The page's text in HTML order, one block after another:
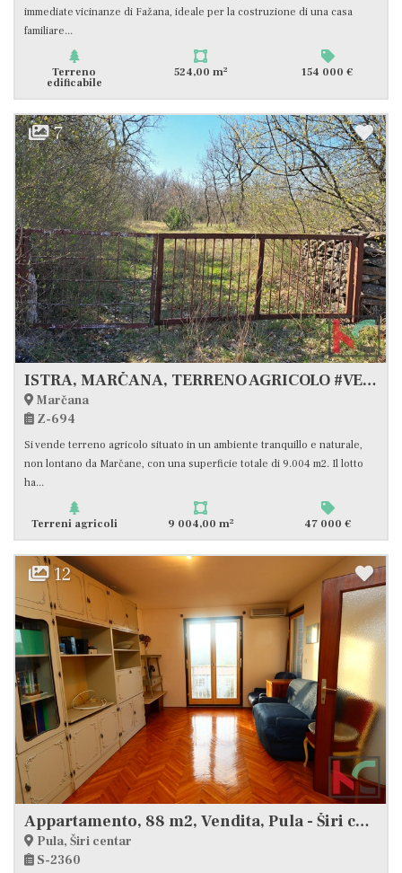
immediate vicinanze di Fažana, ideale per la costruzione di una casa
familiare...
Terreno
edificabile
524,00 m2 154 000 €
7
ISTRA, MARČANA, TERRENO AGRICOLO #VENDITA
Marčana
Z-694
Si vende terreno agricolo situato in un ambiente tranquillo e naturale,
non lontano da Marčane, con una superficie totale di 9.004 m2. Il lotto
ha...
Terreni agricoli 9 004,00 m2 47 000 €
12
Appartamento, 88 m2, Vendita, Pula - Širi centar
Pula, Širi centar
S-2360